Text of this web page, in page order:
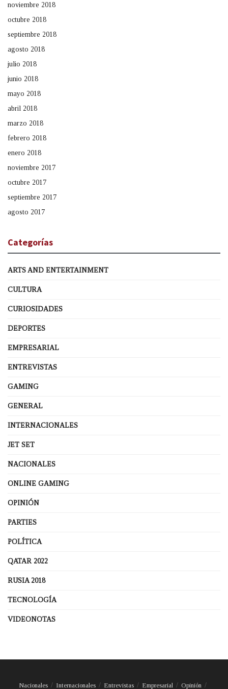
noviembre 2018
octubre 2018
septiembre 2018
agosto 2018
julio 2018
junio 2018
mayo 2018
abril 2018
marzo 2018
febrero 2018
enero 2018
noviembre 2017
octubre 2017
septiembre 2017
agosto 2017
Categorías
ARTS AND ENTERTAINMENT
CULTURA
CURIOSIDADES
DEPORTES
EMPRESARIAL
ENTREVISTAS
GAMING
GENERAL
INTERNACIONALES
JET SET
NACIONALES
ONLINE GAMING
OPINIÓN
PARTIES
POLÍTICA
QATAR 2022
RUSIA 2018
TECNOLOGÍA
VIDEONOTAS
Nacionales Internacionales Entrevistas Empresarial Opinión